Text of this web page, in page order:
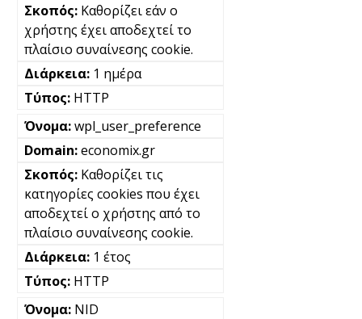
Καθορίζει εάν ο
χρήστης έχει αποδεχτεί το
πλαίσιο συναίνεσης cookie.
1 ημέρα
HTTP
wpl_user_preference
economix.gr
Καθορίζει τις
κατηγορίες cookies που έχει
αποδεχτεί ο χρήστης από το
πλαίσιο συναίνεσης cookie.
1 έτος
HTTP
NID